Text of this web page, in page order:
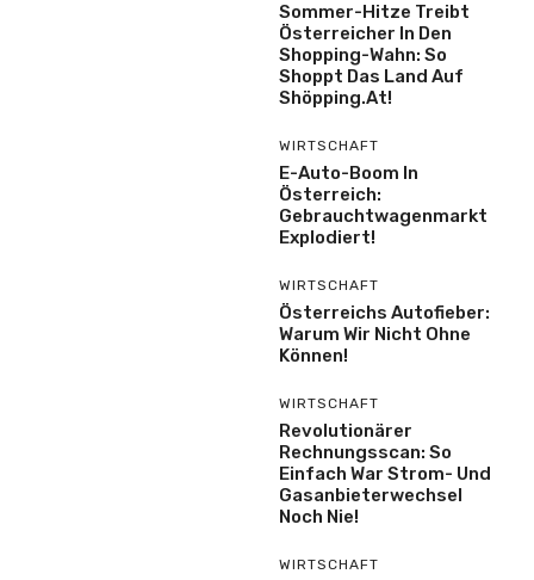
Sommer-Hitze Treibt
Österreicher In Den
Shopping-Wahn: So
Shoppt Das Land Auf
Shöpping.at!
WIRTSCHAFT
E-Auto-Boom In
Österreich:
Gebrauchtwagenmarkt
Explodiert!
WIRTSCHAFT
Österreichs Autofieber:
Warum Wir Nicht Ohne
Können!
WIRTSCHAFT
Revolutionärer
Rechnungsscan: So
Einfach War Strom- Und
Gasanbieterwechsel
Noch Nie!
WIRTSCHAFT